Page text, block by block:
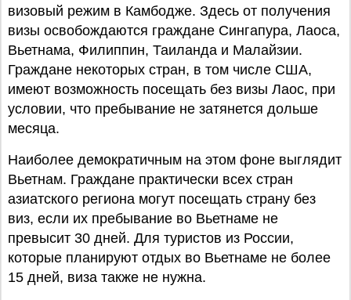
визовый режим в Камбодже. Здесь от получения
визы освобождаются граждане Сингапура, Лаоса,
Вьетнама, Филиппин, Таиланда и Малайзии.
Граждане некоторых стран, в том числе США,
имеют возможность посещать без визы Лаос, при
условии, что пребывание не затянется дольше
месяца.
Наиболее демократичным на этом фоне выглядит
Вьетнам. Граждане практически всех стран
азиатского региона могут посещать страну без
виз, если их пребывание во Вьетнаме не
превысит 30 дней. Для туристов из России,
которые планируют отдых во Вьетнаме не более
15 дней, виза также не нужна.